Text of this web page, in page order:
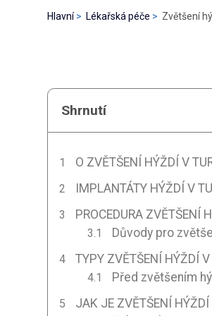
Hlavní Lékařská péče Zvětšení
Shrnutí
O ZVĚTŠENÍ HÝŽDÍ V
IMPLANTÁTY HÝŽDÍ V
PROCEDURA ZVĚTŠENÍ
Důvody pro
TYPY ZVĚTŠENÍ HÝŽDÍ V
Před zvětšením
JAK JE ZVĚTŠENÍ HÝŽDÍ